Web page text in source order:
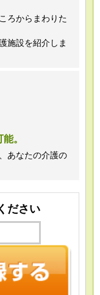
祝日除
します）
ろからまわりた
施設を紹介しま
。
あなたの介護の
ださい